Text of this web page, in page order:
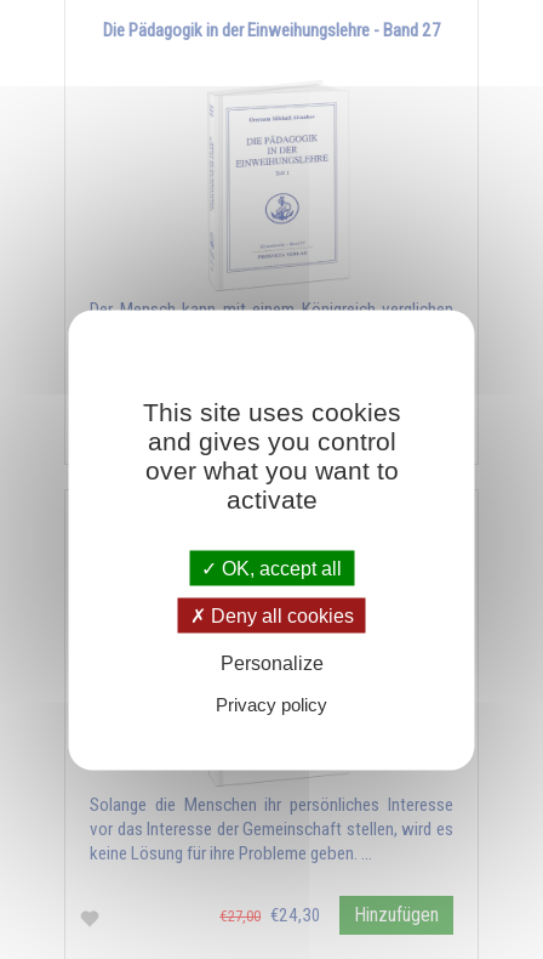
Die Pädagogik in der Einweihungslehre - Band 27
Der Mensch kann mit einem Königreich verglichen
€22,00 €19,80 Hinzufügen
28/29
Solange die Menschen ihr persönliches Interesse
vor das Interesse der Gemeinschaft stellen, wird es
keine Lösung für ihre Probleme geben. …
€27,00 €24,30 Hinzufügen
This site uses cookies
and gives you control
over what you want to
activate
OK, accept all
Deny all cookies
Personalize
Privacy policy